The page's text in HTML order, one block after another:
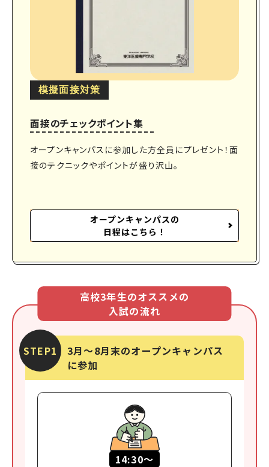
模擬面接対策
面接のチェックポイント集
オープンキャンパスに参加した方全員にプレゼント！面
接のテクニックやポイントが盛り沢山。
オープンキャンパスの
日程はこちら！
高校3年生のオススメの
入試の流れ
STEP1
3月〜8月末のオープンキャンパス
に参加
14:30〜